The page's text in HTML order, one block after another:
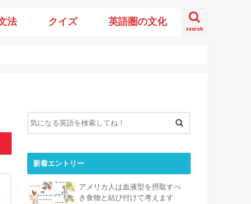
search
法 クイズ 英語圏の文化
新着エントリー
アメリカ人は血液型を摂取すべ
き食物と結び付けて考えます